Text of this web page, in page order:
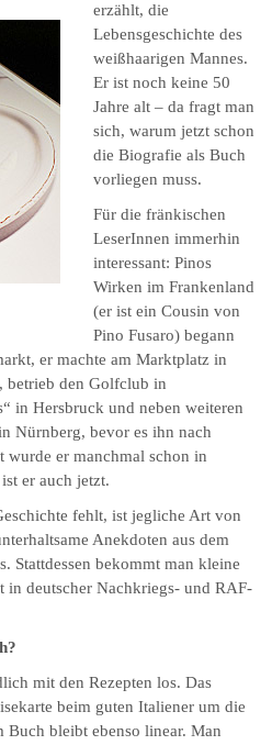
erzählt, die
Lebensgeschichte des
weißhaarigen Mannes.
Er ist noch keine 50
Jahre alt – da fragt man
sich, warum jetzt schon
die Biografie als Buch
vorliegen muss.
Für die fränkischen
LeserInnen immerhin
interessant: Pinos
Wirken im Frankenland
(er ist ein Cousin von
Pino Fusaro) begann
er machte am Marktplatz in
betrieb den Golfclub in
in Hersbruck und neben weiteren
Nürnberg, bevor es ihn nach
er manchmal schon in
er auch jetzt.
fehlt, ist jegliche Art von
Anekdoten aus dem
Stattdessen bekommt man kleine
in deutscher Nachkriegs- und RAF-
mit den Rezepten los. Das
beim guten Italiener um die
Buch bleibt ebenso linear. Man